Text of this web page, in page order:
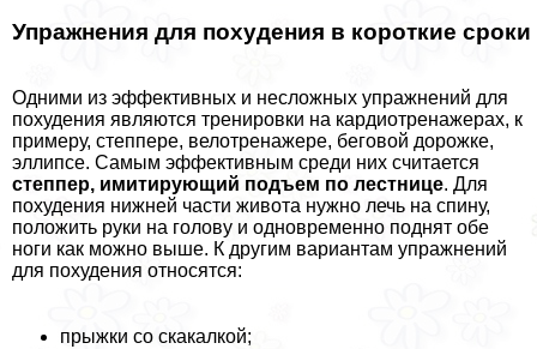
Упражнения для похудения в короткие сроки
Одними из эффективных и несложных упражнений для
похудения являются тренировки на кардиотренажерах, к
примеру, степпере, велотренажере, беговой дорожке,
эллипсе. Самым эффективным среди них считается
степпер, имитирующий подъем по лестнице. Для
похудения нижней части живота нужно лечь на спину,
положить руки на голову и одновременно поднят обе
ноги как можно выше. К другим вариантам упражнений
для похудения относятся:
прыжки со скакалкой;